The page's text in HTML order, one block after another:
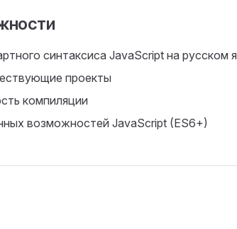
синтаксиса JavaScript на русском
проекты
компиляции
возможностей JavaScript (ES6+)